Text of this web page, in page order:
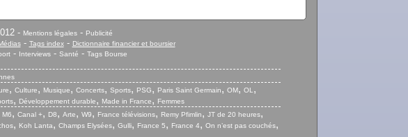
- Mentions légales- Publicité
- Tags index- Dictionnaire financier et boursier
- Interviews- Santé - Tags Bourse
, Culture, Musique, Concerts, Sports, PSG, Paris Saint Germain, OM, OL ,
, Développement durable, Made in France, Femmes
M6, Canal +, D8, Arte, W9, France télévisions, Remy Pfimlin, JT de 20 heures,
, Koh Lanta, Champs Elysées, Gulli, France 5, France 4, On n’est pas couchés,